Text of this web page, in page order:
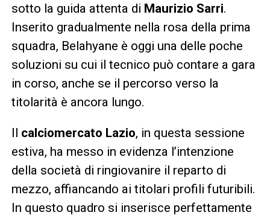
sotto la guida attenta di Maurizio Sarri.
Inserito gradualmente nella rosa della prima
squadra, Belahyane è oggi una delle poche
soluzioni su cui il tecnico può contare a gara
in corso, anche se il percorso verso la
titolarità è ancora lungo.
Il calciomercato Lazio, in questa sessione
estiva, ha messo in evidenza l’intenzione
della società di ringiovanire il reparto di
mezzo, affiancando ai titolari profili futuribili.
In questo quadro si inserisce perfettamente